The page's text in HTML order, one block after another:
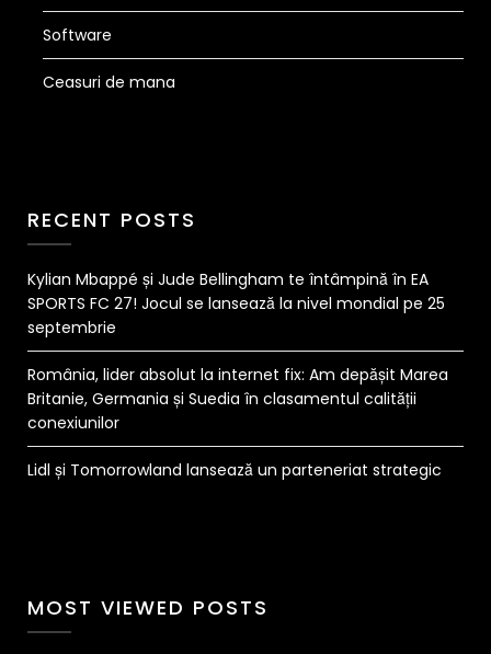
Software
Ceasuri de mana
RECENT POSTS
Kylian Mbappé și Jude Bellingham te întâmpină în EA
SPORTS FC 27! Jocul se lansează la nivel mondial pe 25
septembrie
România, lider absolut la internet fix: Am depășit Marea
Britanie, Germania și Suedia în clasamentul calității
conexiunilor
Lidl și Tomorrowland lansează un parteneriat strategic
MOST VIEWED POSTS